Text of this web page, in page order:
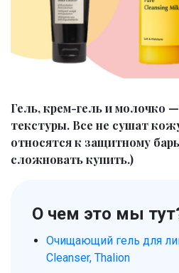
Гель, крем-гель и молочко
текстуры. Все не сушат
относятся к защитному
сложновать купить.)
О чем это мы
Очищающий гель для
Cleanser, Thalion